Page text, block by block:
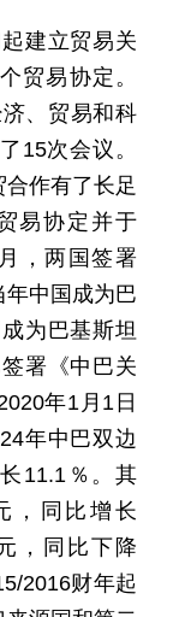
建立贸易关
贸易协定。
、贸易和科
15次会议。
作有了长足
易协定并于
，两国签署
年中国成为巴
为巴基斯坦
署《中巴关
年1月1日
年中巴双边
11.1％。其
，同比增长
，同比下降
2016财年起